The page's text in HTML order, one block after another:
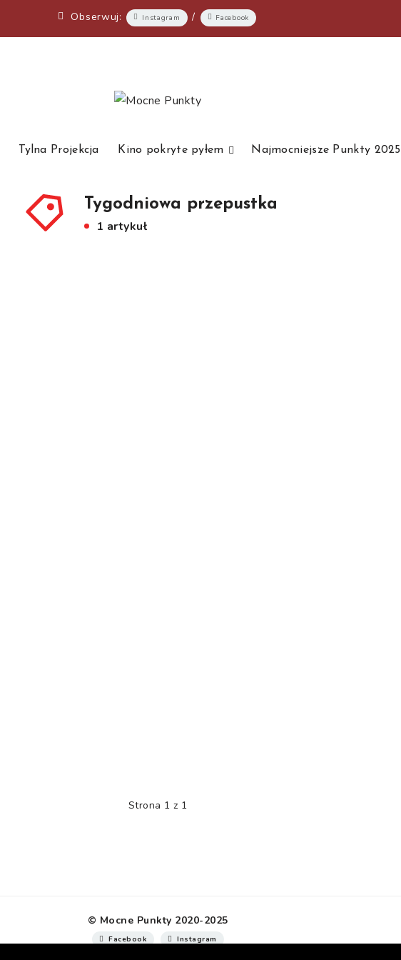
Obserwuj: Instagram / Facebook
Tylna Projekcja Kino pokryte pyłem Najmocniejsze Punkty 2025
Tygodniowa przepustka
1 artykuł
Strona 1 z 1
© Mocne Punkty 2020-2025
Facebook Instagram